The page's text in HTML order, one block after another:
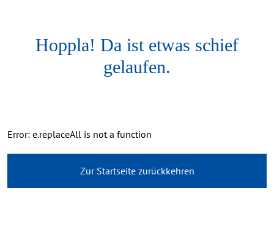
Hoppla! Da ist etwas schief
gelaufen.
Error: e.replaceAll is not a function
Zur Startseite zurückkehren